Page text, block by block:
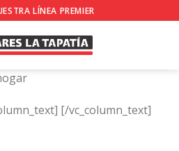
LÍNEA PREMIER
[/vc_column_text]